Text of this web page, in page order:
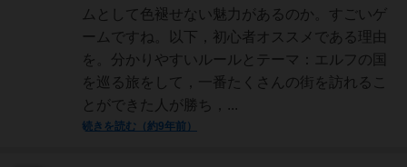
ムとして色褪せない魅力があるのか。すごいゲ
ームですね。以下，初心者オススメである理由
を。分かりやすいルールとテーマ：エルフの国
を巡る旅をして，一番たくさんの街を訪れるこ
とができた人が勝ち，...
続きを読む（約9年前）